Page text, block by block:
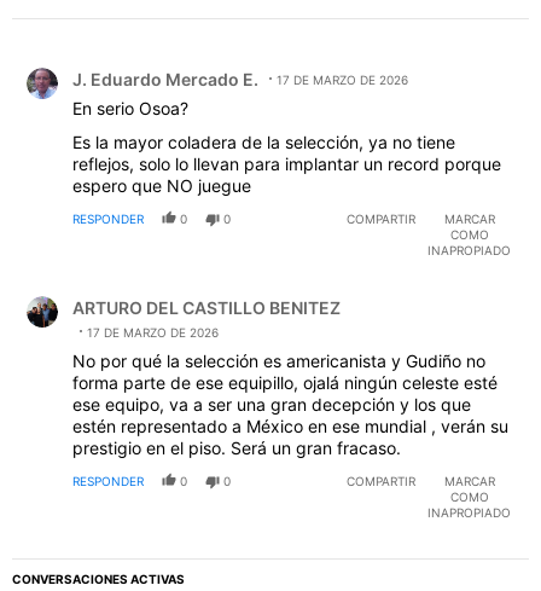
J. Eduardo Mercado E. 17 DE MARZO DE 2026
En serio Osoa?
Es la mayor coladera de la selección, ya no tiene
reflejos, solo lo llevan para implantar un record porque
espero que NO juegue
RESPONDER 0 0 COMPARTIR
MARCAR
COMO
INAPROPIADO
ARTURO DEL CASTILLO BENITEZ
17 DE MARZO DE 2026
No por qué la selección es americanista y Gudiño no
forma parte de ese equipillo, ojalá ningún celeste esté
ese equipo, va a ser una gran decepción y los que
estén representado a México en ese mundial , verán su
prestigio en el piso. Será un gran fracaso.
RESPONDER 0 0 COMPARTIR
MARCAR
COMO
INAPROPIADO
CONVERSACIONES ACTIVAS